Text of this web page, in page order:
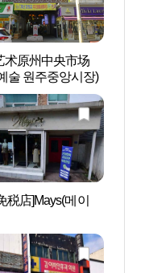
术原州中央市场
술 원주중앙시장)
税店]Mays(메이